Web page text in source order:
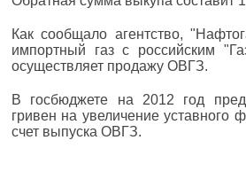
Как сообщало агентство,
импортный газ с российским
осуществляет продажу ОВГЗ.
В госбюджете на 2012 год
гривен на увеличение уставного
счет выпуска ОВГЗ.